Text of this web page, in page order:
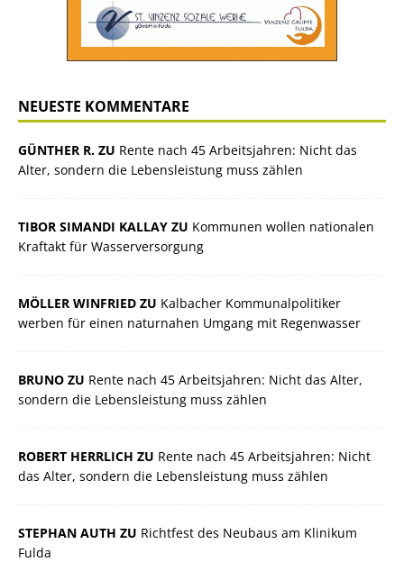
NEUESTE KOMMENTARE
GÜNTHER R. ZU Rente nach 45 Arbeitsjahren: Nicht das
Alter, sondern die Lebensleistung muss zählen
TIBOR SIMANDI KALLAY ZU Kommunen wollen nationalen
Kraftakt für Wasserversorgung
MÖLLER WINFRIED ZU Kalbacher Kommunalpolitiker
werben für einen naturnahen Umgang mit Regenwasser
BRUNO ZU Rente nach 45 Arbeitsjahren: Nicht das Alter,
sondern die Lebensleistung muss zählen
ROBERT HERRLICH ZU Rente nach 45 Arbeitsjahren: Nicht
das Alter, sondern die Lebensleistung muss zählen
STEPHAN AUTH ZU Richtfest des Neubaus am Klinikum
Fulda